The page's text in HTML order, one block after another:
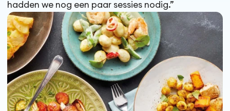
hadden we nog een paar sessies nodig.”